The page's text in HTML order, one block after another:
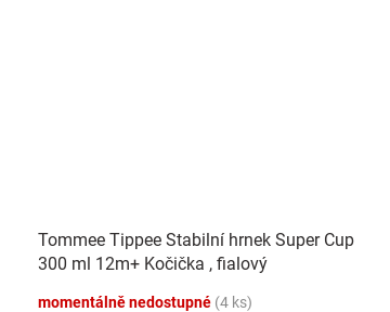
Tommee Tippee Stabilní hrnek Super Cup
300 ml 12m+ Kočička , fialový
momentálně nedostupné (4 ks)